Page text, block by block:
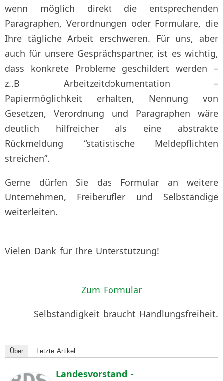
wenn möglich direkt die entsprechenden
Paragraphen, Verordnungen oder Formulare, die
Ihre tägliche Arbeit erschweren. Für uns, aber
auch für unsere Gesprächspartner, ist es wichtig,
dass konkrete Probleme geschildert werden –
z..B Arbeitzeitdokumentation –
Papiermöglichkeit erhalten, Nennung von
Gesetzen, Verordnung und Paragraphen wäre
deutlich hilfreicher als eine abstrakte
Rückmeldung “statistische Meldepflichten
streichen”.
Gerne dürfen Sie das Formular an weitere
Unternehmen, Freiberufler und Selbständige
weiterleiten.
Vielen Dank für Ihre Unterstützung!
Zum Formular
Selbständigkeit braucht Handlungsfreiheit.
Über Letzte Artikel
Landesvorstand -